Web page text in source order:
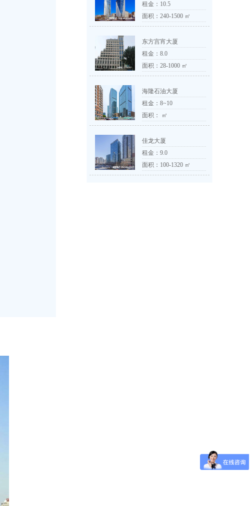
租金： 10.5
面积：240-1500 ㎡
东方宫宵大厦
租金： 8.0
面积：28-1000 ㎡
海隆石油大厦
租金： 8~10
面积： ㎡
佳龙大厦
租金： 9.0
面积：100-1320 ㎡